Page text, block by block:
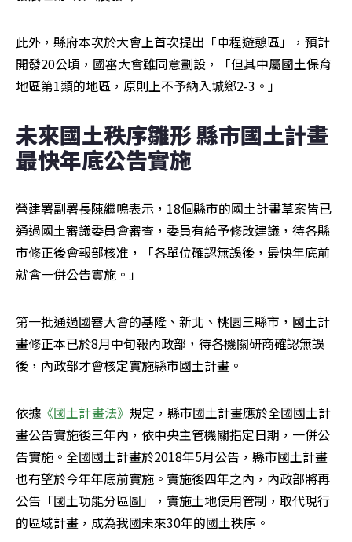
此外，縣府本次於大會上首次提出「車程遊憩區」，預計
開發20公頃，國審大會雖同意劃設，「但其中屬國土保育
地區第1類的地區，原則上不予納入城鄉2-3。」
未來國土秩序雛形 縣市國土計畫
最快年底公告實施
營建署副署長陳繼鳴表示，18個縣市的國土計畫草案皆已
通過國土審議委員會審查，委員有給予修改建議，待各縣
市修正後會報部核准，「各單位確認無誤後，最快年底前
就會一併公告實施。」
第一批通過國審大會的基隆、新北、桃園三縣市，國土計
畫修正本已於8月中旬報內政部，待各機關研商確認無誤
後，內政部才會核定實施縣市國土計畫。
依據 《國土計畫法》規定，縣市國土計畫應於全國國土計
畫公告實施後三年內，依中央主管機關指定日期，一併公
告實施。全國國土計畫於2018年5月公告，縣市國土計畫
也有望於今年年底前實施。實施後四年之內，內政部將再
公告「國土功能分區圖」，實施土地使用管制，取代現行
的區域計畫，成為我國未來30年的國土秩序。